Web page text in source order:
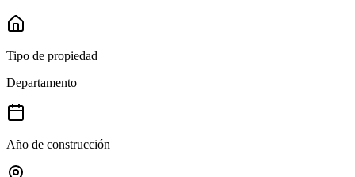
Tipo de propiedad
Departamento
Año de construcción